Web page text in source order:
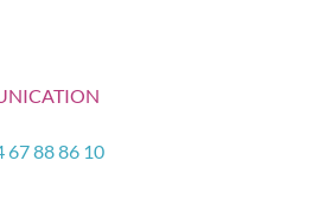
67 88 86 10